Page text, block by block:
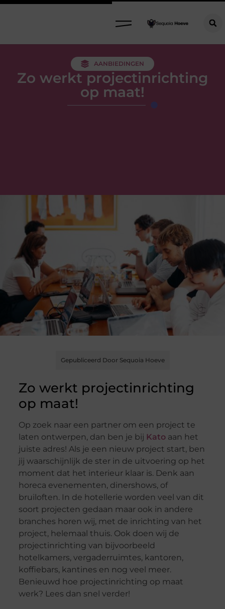
AANBIEDINGEN
Zo werkt projectinrichting
op maat!
Gepubliceerd Door Sequoia Hoeve
Zo werkt projectinrichting
op maat!
Op zoek naar een partner om een project te
laten ontwerpen, dan ben je bij Katoaan het
juiste adres! Als je een nieuw project start, ben
jij waarschijnlijk de ster in de uitvoering op het
moment dat het interieur klaar is. Denk aan
horeca evenementen, dinershows, of
bruiloften. In de hotellerie worden veel van dit
soort projecten gedaan maar ook in andere
branches horen wij, met de inrichting van het
project, helemaal thuis. Ook doen wij de
projectinrichting van bijvoorbeeld
hotelkamers, vergaderruimtes, kantoren,
koffiebars, kantines en nog veel meer.
Benieuwd hoe projectinrichting op maat
werk? Lees dan snel verder!